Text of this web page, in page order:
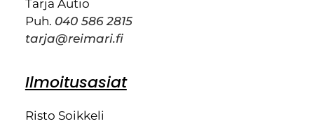
Tarja Autio
Puh. 040 586 2815
tarja@reimari.fi
Ilmoitusasiat
Risto Soikkeli